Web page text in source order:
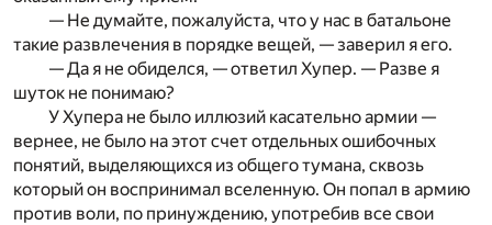
— Не думайте, пожалуйста, что у нас в батальоне
такие развлечения в порядке вещей, — заверил я его.
— Да я не обиделся, — ответил Хупер. — Разве я
шуток не понимаю?
У Хупера не было иллюзий касательно армии —
вернее, не было на этот счет отдельных ошибочных
понятий, выделяющихся из общего тумана, сквозь
который он воспринимал вселенную. Он попал в армию
против воли, по принуждению, употребив все свои